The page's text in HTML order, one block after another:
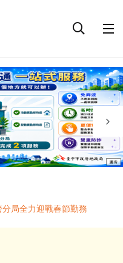
局全力迎戰春節勤務